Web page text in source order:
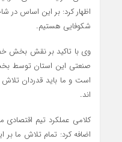
اظهار کرد: بر این اساس
شکوفایی هستیم.
صنعتی این استان توسط
است و ما باید قدردان
اند.
اضافه کرد: تمام تلاش ما